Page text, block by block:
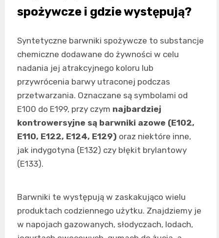
spożywcze i gdzie występują?
Syntetyczne barwniki spożywcze to substancje
chemiczne dodawane do żywności w celu
nadania jej atrakcyjnego koloru lub
przywrócenia barwy utraconej podczas
przetwarzania. Oznaczane są symbolami od
E100 do E199, przy czym najbardziej
kontrowersyjne są barwniki azowe (E102,
E110, E122, E124, E129) oraz niektóre inne,
jak indygotyna (E132) czy błękit brylantowy
(E133).
Barwniki te występują w zaskakująco wielu
produktach codziennego użytku. Znajdziemy je
w napojach gazowanych, słodyczach, lodach,